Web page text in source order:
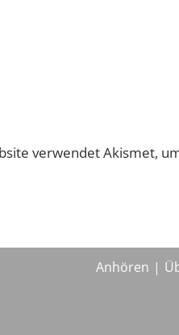
verwendet Akismet,
Anhören